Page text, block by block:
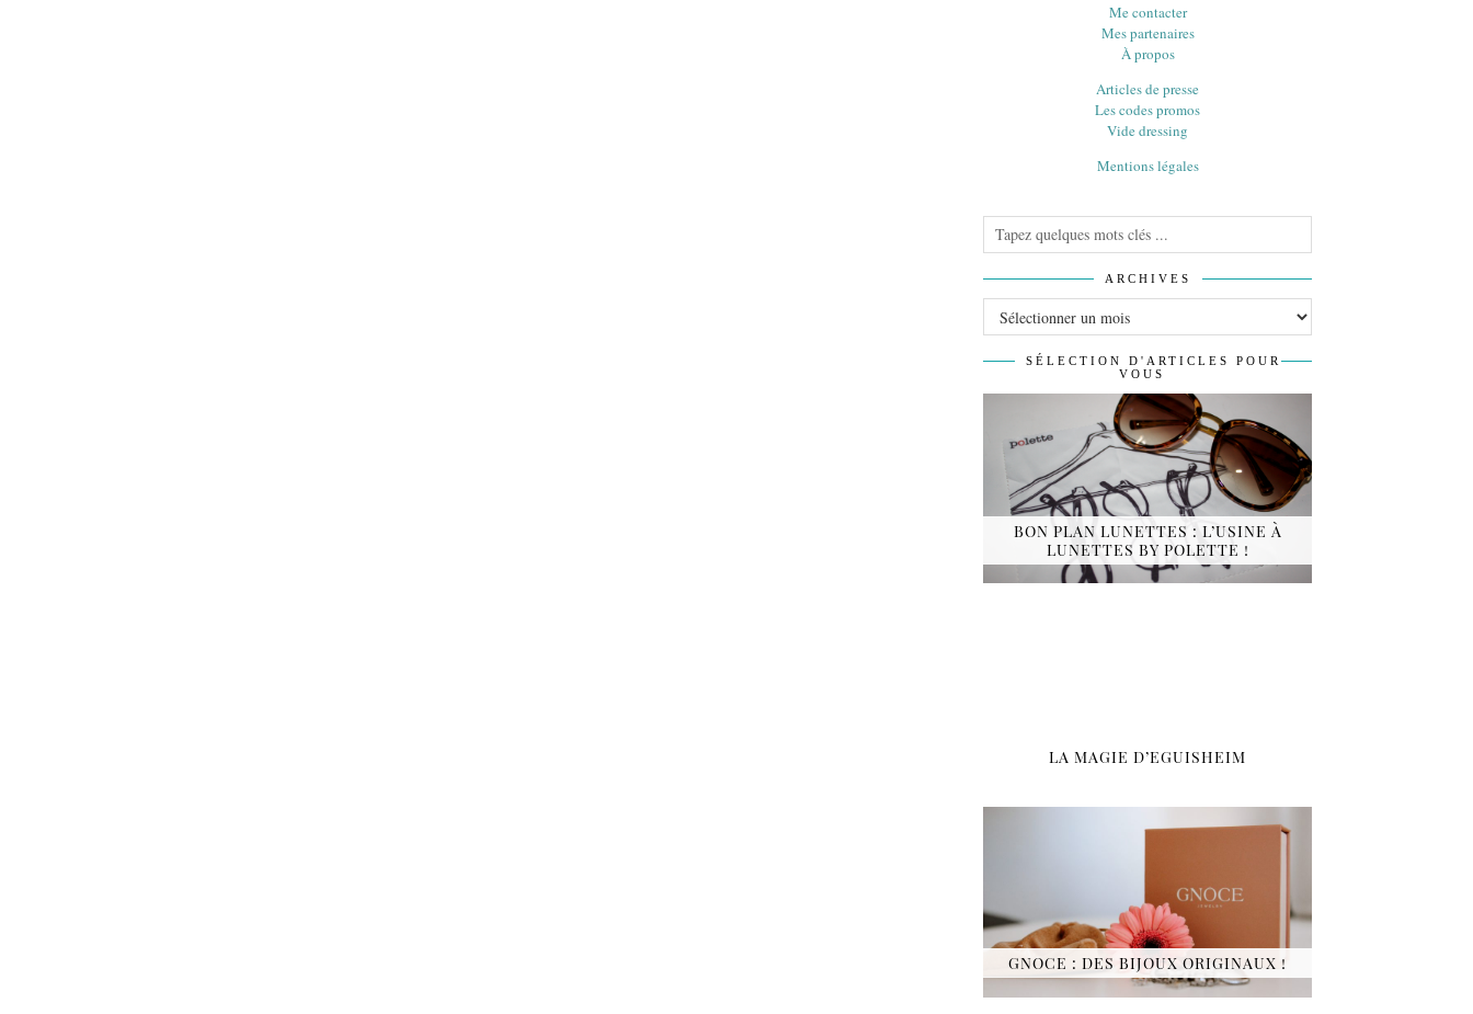
Me contacter
Mes partenaires
À propos
Articles de presse
Les codes promos
Vide dressing
Mentions légales
ARCHIVES
SÉLECTION D'ARTICLES POUR
VOUS
BON PLAN LUNETTES : L’USINE À
LUNETTES BY POLETTE !
LA MAGIE D’EGUISHEIM
GNOCE : DES BIJOUX ORIGINAUX !